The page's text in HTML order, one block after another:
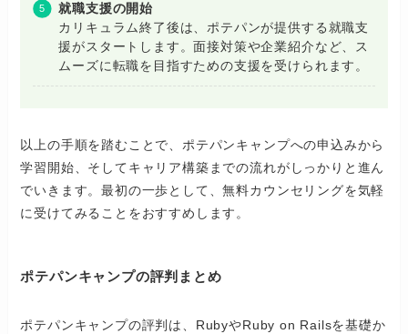
就職支援の開始
カリキュラム終了後は、ポテパンが提供する就職支
援がスタートします。面接対策や企業紹介など、ス
ムーズに転職を目指すための支援を受けられます。
以上の手順を踏むことで、ポテパンキャンプへの申込みから
学習開始、そしてキャリア構築までの流れがしっかりと進ん
でいきます。最初の一歩として、無料カウンセリングを気軽
に受けてみることをおすすめします。
ポテパンキャンプの評判まとめ
ポテパンキャンプの評判は、RubyやRuby on Railsを基礎か